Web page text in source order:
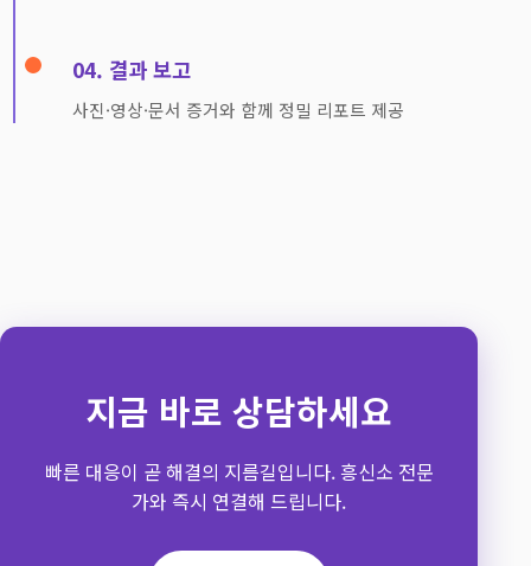
04. 결과 보고
사진·영상·문서 증거와 함께 정밀 리포트 제공
지금 바로 상담하세요
빠른 대응이 곧 해결의 지름길입니다. 흥신소 전문
가와 즉시 연결해 드립니다.